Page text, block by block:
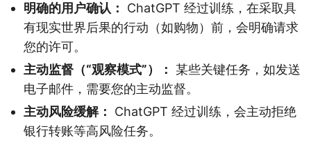
明确的用户确认：
ChatGPT 经过训练，在采取具
有现实世界后果的行动（如购物）前，会明确请求
您的许可。
主动监督（“观察模式”）： 某些关键任务，如发送
电子邮件，需要您的主动监督。
主动风险缓解：
ChatGPT 经过训练，会主动拒绝
银行转账等高风险任务。